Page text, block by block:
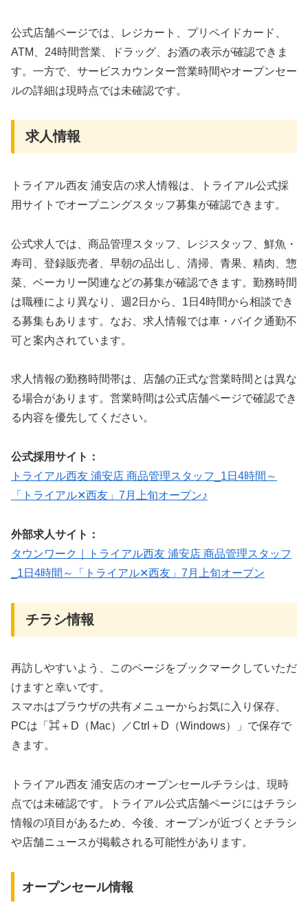
公式店舗ページでは、レジカート、プリペイドカード、
ATM、24時間営業、ドラッグ、お酒の表示が確認できま
す。一方で、サービスカウンター営業時間やオープンセー
ルの詳細は現時点では未確認です。
求人情報
トライアル西友 浦安店の求人情報は、トライアル公式採
用サイトでオープニングスタッフ募集が確認できます。
公式求人では、商品管理スタッフ、レジスタッフ、鮮魚・
寿司、登録販売者、早朝の品出し、清掃、青果、精肉、惣
菜、ベーカリー関連などの募集が確認できます。勤務時間
は職種により異なり、週2日から、1日4時間から相談でき
る募集もあります。なお、求人情報では車・バイク通勤不
可と案内されています。
求人情報の勤務時間帯は、店舗の正式な営業時間とは異な
る場合があります。営業時間は公式店舗ページで確認でき
る内容を優先してください。
公式採用サイト：
トライアル西友 浦安店 商品管理スタッフ_1日4時間～
「トライアル✕西友」7月上旬オープン♪
外部求人サイト：
タウンワーク｜トライアル西友 浦安店 商品管理スタッフ
_1日4時間～「トライアル✕西友」7月上旬オープン
チラシ情報
再訪しやすいよう、このページをブックマークしていただ
けますと幸いです。
スマホはブラウザの共有メニューからお気に入り保存、
PCは「⌘＋D（Mac）／Ctrl＋D（Windows）」で保存で
きます。
トライアル西友 浦安店のオープンセールチラシは、現時
点では未確認です。トライアル公式店舗ページにはチラシ
情報の項目があるため、今後、オープンが近づくとチラシ
や店舗ニュースが掲載される可能性があります。
オープンセール情報